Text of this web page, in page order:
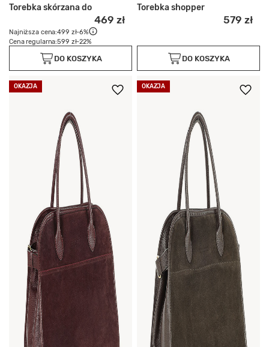
Torebka skórzana do
469 zł
Najniższa cena:499 zł-6%
Cena regularna:599 zł-22%
DO KOSZYKA
Torebka shopper
579 zł
DO KOSZYKA
OKAZJA OKAZJA